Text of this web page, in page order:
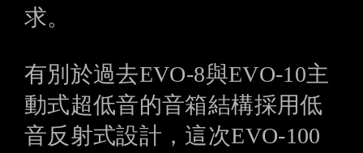
求。
有別於過去EVO-8與EVO-10主
動式超低音的音箱結構採用低
音反射式設計，這次EVO-100